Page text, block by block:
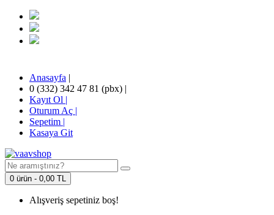
Anasayfa |
0 (332) 342 47 81 (pbx) |
Kayıt Ol |
Oturum Aç |
Sepetim |
Kasaya Git
0 ürün - 0,00 TL
Alışveriş sepetiniz boş!